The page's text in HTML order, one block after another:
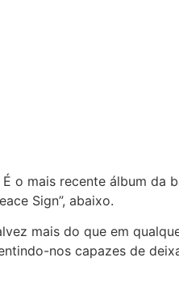
o mais recente álbum da
Sign”, abaixo.
mais do que em
nos capazes de